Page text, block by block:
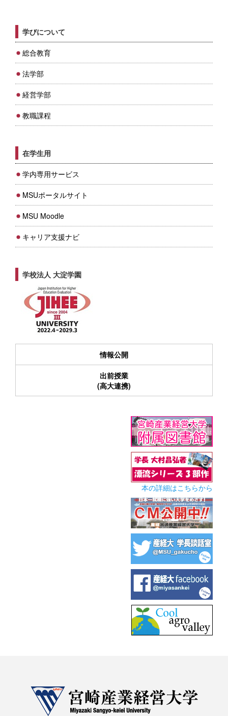
学びについて
総合教育
法学部
経営学部
教職課程
在学生用
学内専用サービス
MSUポータルサイト
MSU Moodle
キャリア支援ナビ
学校法人 大淀学園
情報公開
出前授業
(高大連携)
本の詳細はこちらから